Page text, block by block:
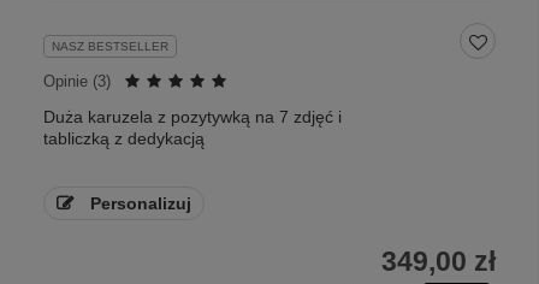
NASZ BESTSELLER
Opinie (3)
Duża karuzela z pozytywką na 7 zdjęć i
tabliczką z dedykacją
Personalizuj
349,00 zł